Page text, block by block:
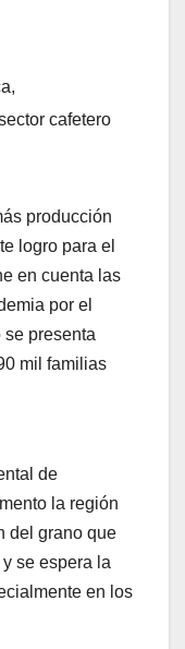
,
cafetero
producción
logro para el
en cuenta las
por el
se presenta
mil familias
de
la región
del grano que
se espera la
en los